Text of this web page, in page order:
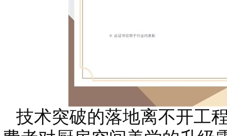
技术突破的落地离不开工